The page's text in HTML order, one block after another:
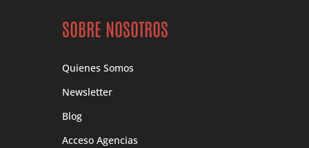
SOBRE NOSOTROS
Quienes Somos
Newsletter
Blog
Acceso Agencias